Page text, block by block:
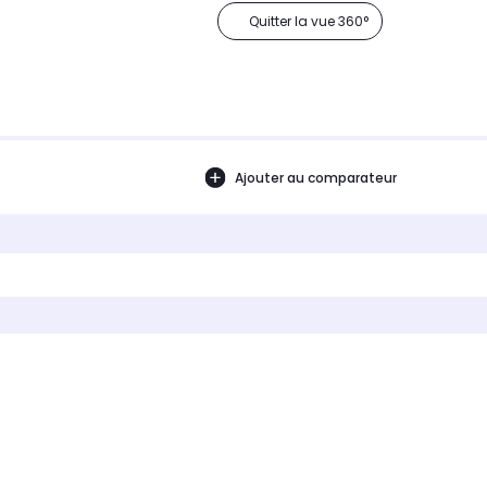
Quitter la vue 360°
Ajouter au comparateur